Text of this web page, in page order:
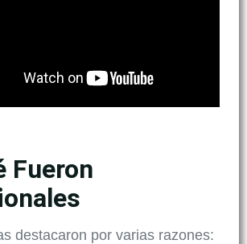
Fueron
destacaron por varias razones: